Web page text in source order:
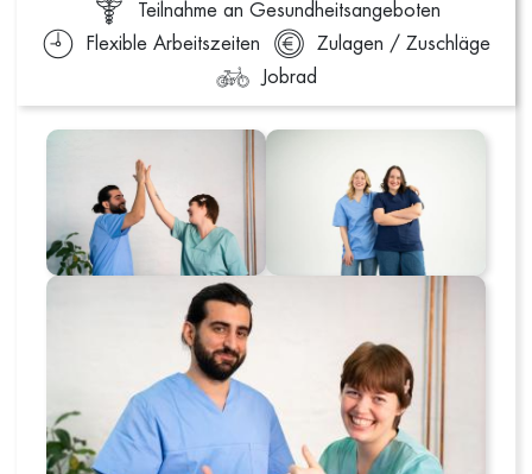
Teilnahme an Gesundheitsangeboten
Flexible Arbeitszeiten
Zulagen / Zuschläge
Jobrad